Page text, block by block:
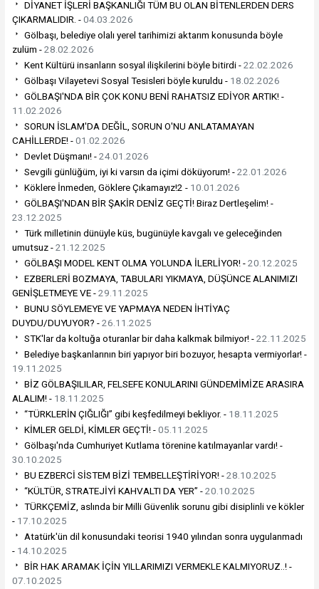
DİYANET İŞLERİ BAŞKANLIĞI TÜM BU OLAN BİTENLERDEN DERS
ÇIKARMALIDIR. -04.03.2026
Gölbaşı, belediye olalı yerel tarihimizi aktarım konusunda böyle
zulüm -28.02.2026
Kent Kültürü insanların sosyal ilişkilerini böyle bitirdi -22.02.2026
Gölbaşı Vilayetevi Sosyal Tesisleri böyle kuruldu - 18.02.2026
GÖLBAŞI'NDA BİR ÇOK KONU BENİ RAHATSIZ EDİYOR ARTIK! -
11.02.2026
SORUN İSLAM'DA DEĞİL, SORUN O'NU ANLATAMAYAN
CAHİLLERDE! -01.02.2026
Devlet Düşmanı! -24.01.2026
Sevgili günlüğüm, iyi ki varsın da içimi döküyorum! -22.01.2026
Köklere İnmeden, Göklere Çıkamayız!2 - 10.01.2026
GÖLBAŞI'NDAN BİR ŞAKİR DENİZ GEÇTİ! Biraz Dertleşelim! -
23.12.2025
Türk milletinin dünüyle küs, bugünüyle kavgalı ve geleceğinden
umutsuz -21.12.2025
GÖLBAŞI MODEL KENT OLMA YOLUNDA İLERLİYOR! -20.12.2025
EZBERLERİ BOZMAYA, TABULARI YIKMAYA, DÜŞÜNCE ALANIMIZI
GENİŞLETMEYE VE -29.11.2025
BUNU SÖYLEMEYE VE YAPMAYA NEDEN İHTİYAÇ
DUYDU/DUYUYOR? -26.11.2025
STK'lar da koltuğa oturanlar bir daha kalkmak bilmiyor! -22.11.2025
Belediye başkanlarının biri yapıyor biri bozuyor, hesapta vermiyorlar! -
19.11.2025
BİZ GÖLBAŞILILAR, FELSEFE KONULARINI GÜNDEMİMİZE ARASIRA
ALALIM! - 18.11.2025
“TÜRKLERİN ÇIĞLIĞI” gibi keşfedilmeyi bekliyor. - 18.11.2025
KİMLER GELDİ, KİMLER GEÇTİ! -05.11.2025
Gölbaşı'nda Cumhuriyet Kutlama törenine katılmayanlar vardı! -
30.10.2025
BU EZBERCİ SİSTEM BİZİ TEMBELLEŞTİRİYOR! -28.10.2025
“KÜLTÜR, STRATEJİYİ KAHVALTI DA YER” -20.10.2025
TÜRKÇEMİZ, aslında bir Milli Güvenlik sorunu gibi disiplinli ve kökler
- 17.10.2025
Atatürk'ün dil konusundaki teorisi 1940 yılından sonra uygulanmadı
- 14.10.2025
BİR HAK ARAMAK İÇİN YILLARIMIZI VERMEKLE KALMIYORUZ..! -
07.10.2025